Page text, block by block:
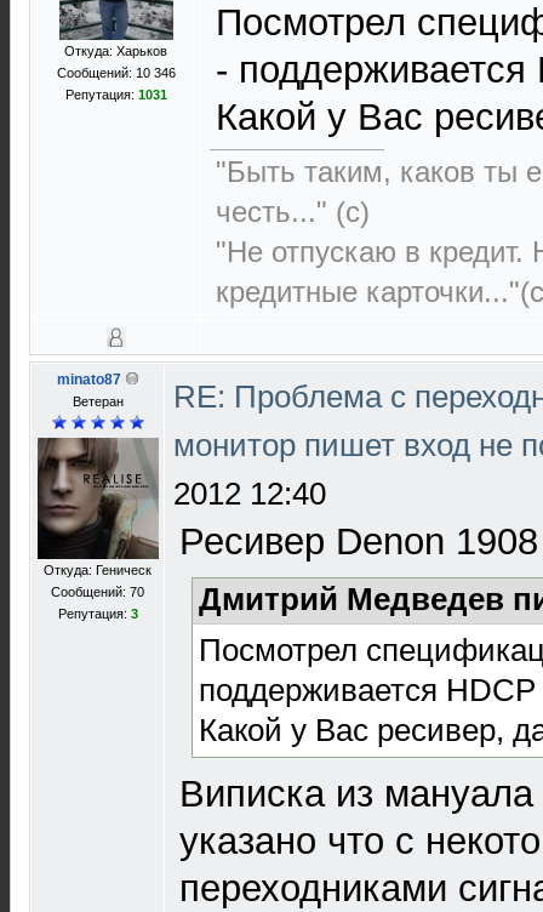
Откуда: Харьков
Сообщений: 10 346
Репутация: 1031
Посмотрел
- поддерживается
Какой у Вас
"Быть таким, каков ты
честь..." (c)
"Не отпускаю в
кредитные
minato87
Ветеран
Откуда: Геническ
Сообщений: 70
Репутация: 3
RE: Проблема с
монитор пишет вход не
2012 12:40
Ресивер Denon 1908
Дмитрий Медведев
Посмотрел
поддерживается HDCP
Какой у Вас ресивер,
Виписка из
указано что с
переходниками